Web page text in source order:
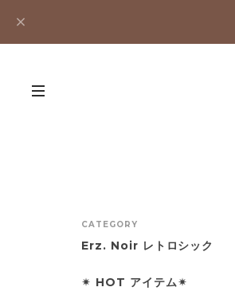
CATEGORY
Erz. Noir レトロシック
✴︎ HOT アイテム✴︎